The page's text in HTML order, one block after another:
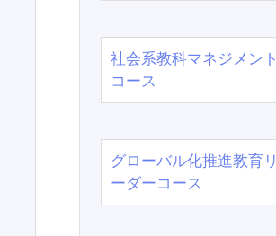
社会系教科マネジメント
コース
グローバル化推進教育リ
ーダーコース